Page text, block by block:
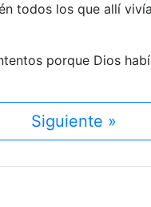
todos los que allí
porque Dios
Siguiente »